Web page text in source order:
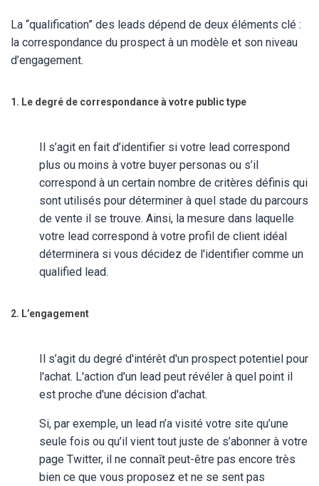
La “qualification” des leads dépend de deux éléments clé :
la correspondance du prospect à un modèle et son niveau
d’engagement.
1. Le degré de correspondance à votre public type
Il s’agit en fait d’identifier si votre lead correspond
plus ou moins à votre buyer personas ou s’il
correspond à un certain nombre de critères définis qui
sont utilisés pour déterminer à quel stade du parcours
de vente il se trouve. Ainsi, la mesure dans laquelle
votre lead correspond à votre profil de client idéal
déterminera si vous décidez de l'identifier comme un
qualified lead.
2. L’engagement
Il s’agit du degré d'intérêt d'un prospect potentiel pour
l'achat. L'action d'un lead peut révéler à quel point il
est proche d'une décision d'achat.
Si, par exemple, un lead n’a visité votre site qu’une
seule fois ou qu’il vient tout juste de s’abonner à votre
page Twitter, il ne connaît peut-être pas encore très
bien ce que vous proposez et ne se sent pas